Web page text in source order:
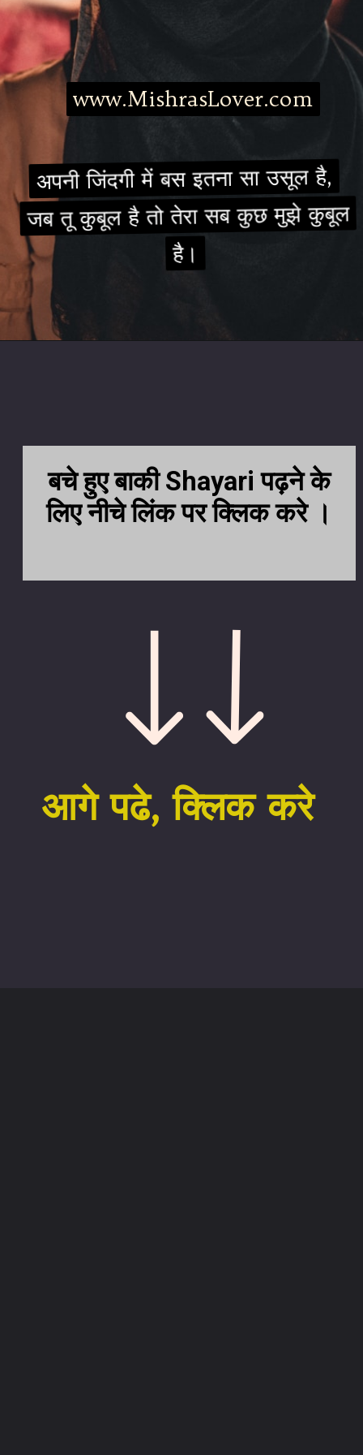
www.MishrasLover.com
www.MishrasLover.com
अपनी जिंदगी में बस इतना सा उसूल है,
जब तू कुबूल है तो तेरा सब कुछ मुझे कुबूल
है।
अपनी जिंदगी में बस इतना सा उसूल है,
जब तू कुबूल है तो तेरा सब कुछ मुझे कुबूल
है।
आगे पढे, क्लिक करे
बचे हुए बाकी Shayari पढ़ने के
लिए नीचे लिंक पर क्लिक करे ।